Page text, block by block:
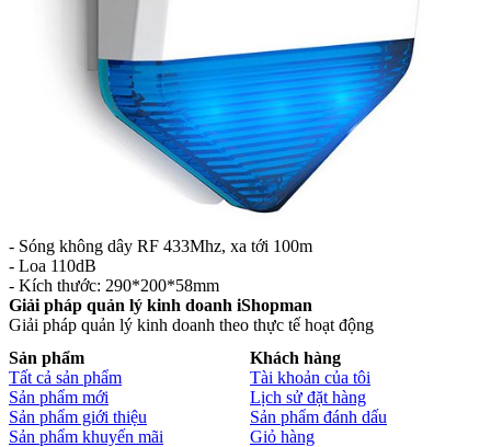
- Sóng không dây RF 433Mhz, xa tới 100m
- Loa 110dB
- Kích thước: 290*200*58mm
Giải pháp quản lý kinh doanh iShopman
Giải pháp quản lý kinh doanh theo thực tế hoạt động
Sản phẩm
Tất cả sản phẩm
Sản phẩm mới
Sản phẩm giới thiệu
Sản phẩm khuyến mãi
Khách hàng
Tài khoản của tôi
Lịch sử đặt hàng
Sản phẩm đánh dấu
Giỏ hàng